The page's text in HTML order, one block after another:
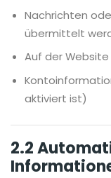
Nachrichten
übermittelt
Auf der
aktiviert ist)
2.2